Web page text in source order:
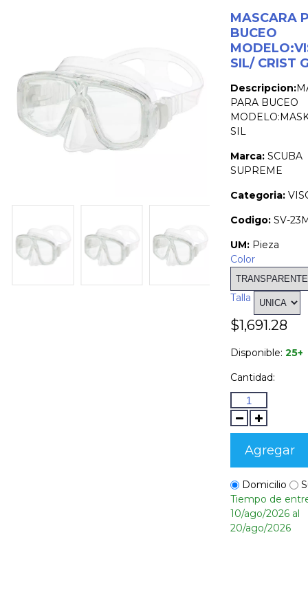
MASCARA
BUCEO
SIL/ CRIST
Descripcion:
PARA BUCEO
SIL
Marca: SCUBA
SUPREME
Categoria:
Codigo: SV-
UM: Pieza
Color
Talla
$1,691.28
Disponible: 25+
Cantidad:
Agregar
Domicilio
Tiempo de
10/ago/2026 al
20/ago/2026